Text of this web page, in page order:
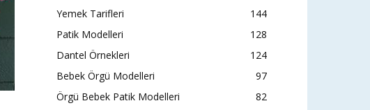
Yemek Tarifleri
144
Patik Modelleri
128
Dantel Örnekleri
124
Bebek Örgü Modelleri
97
Örgü Bebek Patik Modelleri
82